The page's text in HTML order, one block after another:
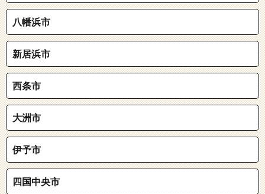
八幡浜市
新居浜市
西条市
大洲市
伊予市
四国中央市